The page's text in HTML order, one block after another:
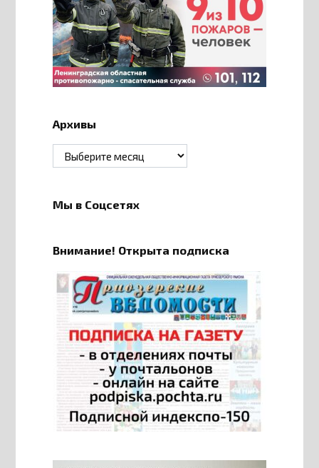
Архивы
Архивы
Мы в Соцсетях
Внимание! Открыта подписка